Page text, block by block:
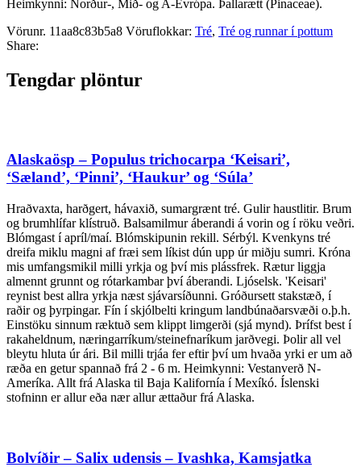
Heimkynni: Norður-, Mið- og A-Evrópa. Þallarætt (Pinaceae).
Vörunr. 11aa8c83b5a8 Vöruflokkar: Tré, Tré og runnar í pottum
Share:
Tengdar plöntur
Alaskaösp – Populus trichocarpa ‘Keisari’,
‘Sæland’, ‘Pinni’, ‘Haukur’ og ‘Súla’
Hraðvaxta, harðgert, hávaxið, sumargrænt tré. Gulir haustlitir. Brum
og brumhlífar klístruð. Balsamilmur áberandi á vorin og í röku veðri.
Blómgast í apríl/maí. Blómskipunin rekill. Sérbýl. Kvenkyns tré
dreifa miklu magni af fræi sem líkist dún upp úr miðju sumri. Króna
mis umfangsmikil milli yrkja og því mis plássfrek. Rætur liggja
almennt grunnt og rótarkambar því áberandi. Ljóselsk. 'Keisari'
reynist best allra yrkja næst sjávarsíðunni. Gróðursett stakstæð, í
raðir og þyrpingar. Fín í skjólbelti kringum landbúnaðarsvæði o.þ.h.
Einstöku sinnum ræktuð sem klippt limgerði (sjá mynd). Þrífst best í
rakaheldnum, næringarríkum/steinefnaríkum jarðvegi. Þolir all vel
bleytu hluta úr ári. Bil milli trjáa fer eftir því um hvaða yrki er um að
ræða en getur spannað frá 2 - 6 m. Heimkynni: Vestanverð N-
Ameríka. Allt frá Alaska til Baja Kalifornía í Mexíkó. Íslenski
stofninn er allur eða nær allur ættaður frá Alaska.
Bolvíðir – Salix udensis – Ivashka, Kamsjatka